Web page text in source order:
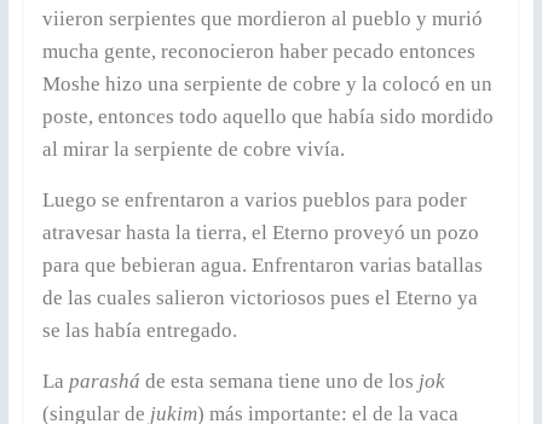
viieron serpientes que mordieron al pueblo y murió
mucha gente, reconocieron haber pecado entonces
Moshe hizo una serpiente de cobre y la colocó en un
poste, entonces todo aquello que había sido mordido
al mirar la serpiente de cobre vivía.
Luego se enfrentaron a varios pueblos para poder
atravesar hasta la tierra, el Eterno proveyó un pozo
para que bebieran agua. Enfrentaron varias batallas
de las cuales salieron victoriosos pues el Eterno ya
se las había entregado.
La parashá de esta semana tiene uno de los jok
(singular de jukim) más importante: el de la vaca